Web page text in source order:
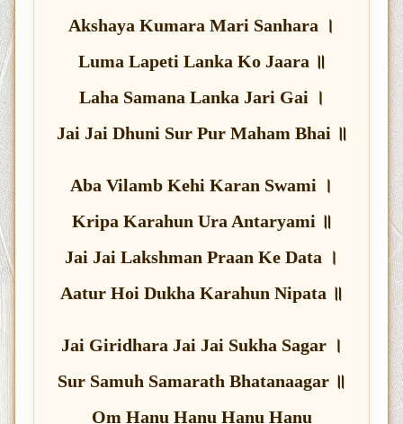
Akshaya Kumara Mari Sanhara ।
Luma Lapeti Lanka Ko Jaara ॥
Laha Samana Lanka Jari Gai ।
Jai Jai Dhuni Sur Pur Maham Bhai ॥
Aba Vilamb Kehi Karan Swami ।
Kripa Karahun Ura Antaryami ॥
Jai Jai Lakshman Praan Ke Data ।
Aatur Hoi Dukha Karahun Nipata ॥
Jai Giridhara Jai Jai Sukha Sagar ।
Sur Samuh Samarath Bhatanaagar ॥
Om Hanu Hanu Hanu Hanu